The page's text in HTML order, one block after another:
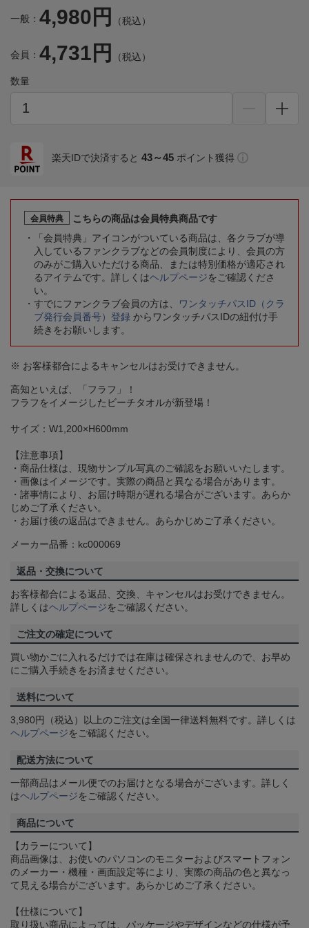
一般： 4,980円 （税込）
会員： 4,731円 （税込）
数量
楽天IDで決済すると 43～45 ポイント獲得
会員特典
こちらの商品は会員特典商品です
「会員特典」アイコンがついている商品は、各クラブが導
入しているファンクラブなどの会員制度により、会員の方
のみがご購入いただける商品、または特別価格が適応され
るアイテムです。詳しくはヘルプページをご確認くださ
い。
すでにファンクラブ会員の方は、
ワンタッチパスID（クラ
ブ発行会員番号）登録 からワンタッチパスIDの紐付け手
続きをお願いします。
※ お客様都合によるキャンセルはお受けできません。
高知といえば、「フラフ」！
フラフをイメージしたビーチタオルが新登場！
サイズ：W1,200×H600mm
【注意事項】
・商品仕様は、現物サンプル写真のご確認をお願いいたします。
・画像はイメージです。実際の商品と異なる場合があります。
・諸事情により、お届け時期が遅れる場合がございます。あらか
じめご了承ください。
・お届け後の返品はできません。あらかじめご了承ください。
メーカー品番：kc000069
返品・交換について
お客様都合による返品、交換、キャンセルはお受けできません。
詳しくはヘルプページをご確認ください。
ご注文の確定について
買い物かごに入れるだけでは在庫は確保されませんので、お早め
にご購入手続きをお済ませください。
送料について
3,980円（税込）以上のご注文は全国一律送料無料です。詳しくは
ヘルプページをご確認ください。
配送方法について
一部商品はメール便でのお届けとなる場合がございます。詳しく
はヘルプページをご確認ください。
商品について
【カラーについて】
商品画像は、お使いのパソコンのモニターおよびスマートフォン
のメーカー・機種・画面設定等により、実際の商品の色と異なっ
て見える場合がございます。あらかじめご了承ください。
【仕様について】
取り扱い商品によっては、パッケージやデザインなどの仕様が予